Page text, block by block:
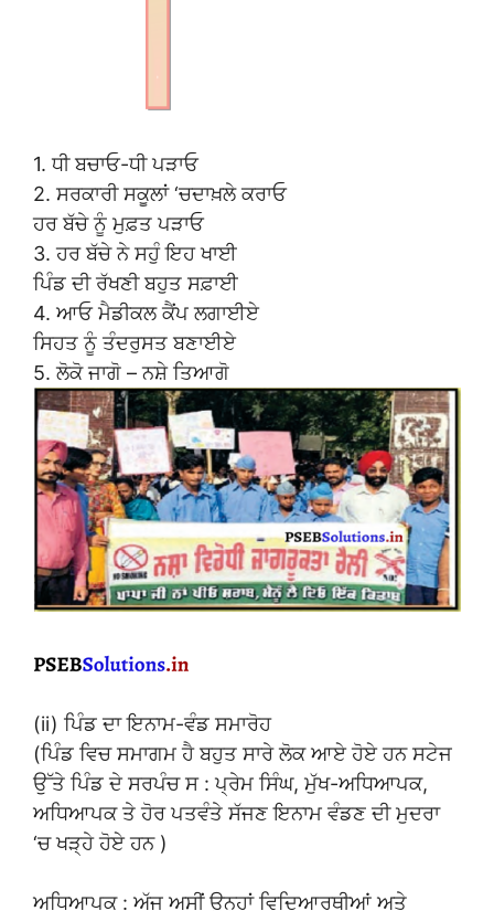
1. ਧੀ ਬਚਾਓ-ਧੀ ਪੜਾਓ
2. ਸਰਕਾਰੀ ਸਕੂਲਾਂ ‘ਚਦਾਖ਼ਲੇ ਕਰਾਓ
ਹਰ ਬੱਚੇ ਨੂੰ ਮੁਫ਼ਤ ਪੜਾਓ
3. ਹਰ ਬੱਚੇ ਨੇ ਸਹੁੰ ਇਹ ਖਾਈ
ਪਿੰਡ ਦੀ ਰੱਖਣੀ ਬਹੁਤ ਸਫ਼ਾਈ
4. ਆਓ ਮੈਡੀਕਲ ਕੈਂਪ ਲਗਾਈਏ
ਸਿਹਤ ਨੂੰ ਤੰਦਰੁਸਤ ਬਣਾਈਏ
5. ਲੋਕੋ ਜਾਗੋ – ਨਸ਼ੇ ਤਿਆਗੋ
(ii) ਪਿੰਡ ਦਾ ਇਨਾਮ-ਵੰਡ ਸਮਾਰੋਹ
(ਪਿੰਡ ਵਿਚ ਸਮਾਗਮ ਹੈ ਬਹੁਤ ਸਾਰੇ ਲੋਕ ਆਏ ਹੋਏ ਹਨ ਸਟੇਜ
ਉੱਤੇ ਪਿੰਡ ਦੇ ਸਰਪੰਚ ਸ : ਪ੍ਰੇਮ ਸਿੰਘ, ਮੁੱਖ-ਅਧਿਆਪਕ,
ਅਧਿਆਪਕ ਤੇ ਹੋਰ ਪਤਵੰਤੇ ਸੱਜਣ ਇਨਾਮ ਵੰਡਣ ਦੀ ਮੁਦਰਾ
‘ਚ ਖੜ੍ਹੇ ਹੋਏ ਹਨ )
ਅਧਿਆਪਕ : ਅੱਜ ਅਸੀਂ ਉਨ੍ਹਾਂ ਵਿਦਿਆਰਥੀਆਂ ਅਤੇ